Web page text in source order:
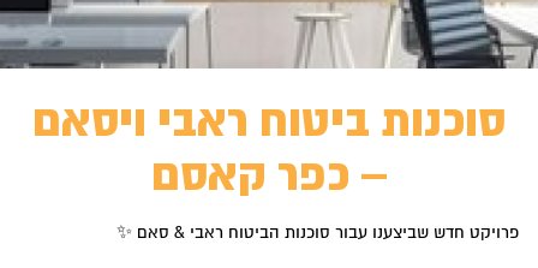
סוכנות ביטוח ראבי ויסאם
– כפר קאסם
פרויקט חדש שביצענו עבור סוכנות הביטוח ראבי & סאם ✨